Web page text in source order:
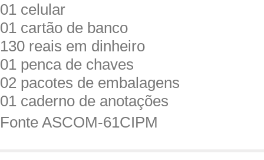
01 celular
01 cartão de banco
130 reais em dinheiro
01 penca de chaves
02 pacotes de embalagens
01 caderno de anotações
Fonte ASCOM-61CIPM